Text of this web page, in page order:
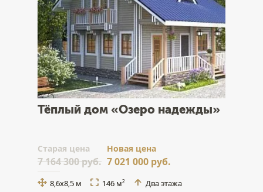
Тёплый дом «Озеро надежды»
Cтарая цена
7 164 300 руб.
Новая цена
7 021 000 руб.
8,6х8,5 м 146 м2 Два этажа